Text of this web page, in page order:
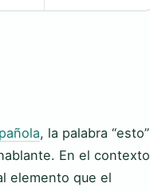
, la palabra “esto”
En el contexto
elemento que el